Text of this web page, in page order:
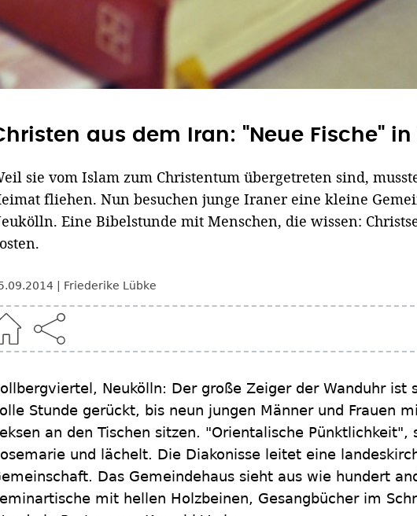
aus dem Iran: "Neue Fische"
sie vom Islam zum Christentum übergetreten sind,
fliehen. Nun besuchen junge Iraner eine kleine
Eine Bibelstunde mit Menschen, die wissen:
Friederike Lübke
Neukölln: Der große Zeiger der Wanduhr ist
Stunde gerückt, bis neun jungen Männer und Frauen
an den Tischen sitzen. "Orientalische Pünktlichkeit",
und lächelt. Die Diakonisse leitet eine
Das Gemeindehaus sieht aus wie hundert
mit hellen Holzbeinen, Gesangbücher im